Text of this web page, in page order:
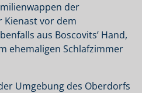
der
Kienast vor dem
aus Boscovits’ Hand,
ehemaligen Schlafzimmer
Umgebung des Oberdorfs